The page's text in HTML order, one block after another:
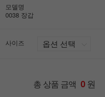
모델명
0038 장갑
사이즈
총 상품 금액 0원